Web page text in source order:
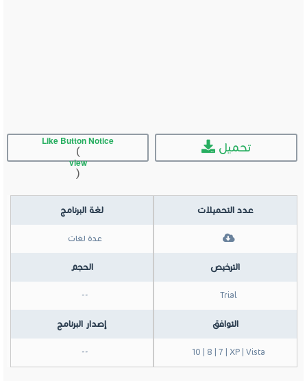
Like Button Notice
(
view
)
تحميل
عدد التحميلات
الترخيص
Trial
التوافق
10 | 8 | 7 | XP | Vista
لغة البرنامج
عدة لغات
الحجم
--
إصدار البرنامج
--